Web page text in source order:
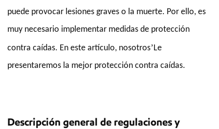
puede provocar lesiones graves o la muerte. Por ello, es
muy necesario implementar medidas de protección
contra caídas. En este artículo, nosotros’Le
presentaremos la mejor protección contra caídas.
Descripción general de regulaciones y